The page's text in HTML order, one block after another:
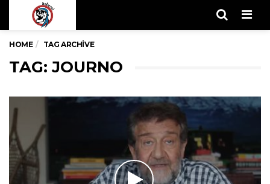
HOME TAG ARCHIVE
TAG: JOURNO